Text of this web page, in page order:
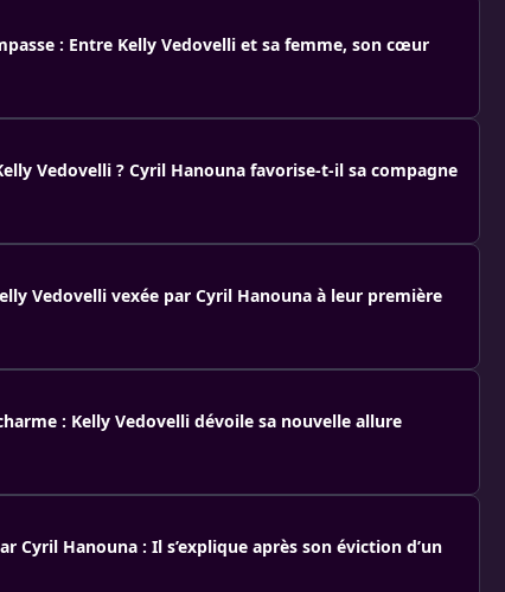
: Entre Kelly Vedovelli et sa femme, son cœur
Vedovelli ? Cyril Hanouna favorise-t-il sa compagne
Vedovelli vexée par Cyril Hanouna à leur première
: Kelly Vedovelli dévoile sa nouvelle allure
Cyril Hanouna : Il s’explique après son éviction d’un